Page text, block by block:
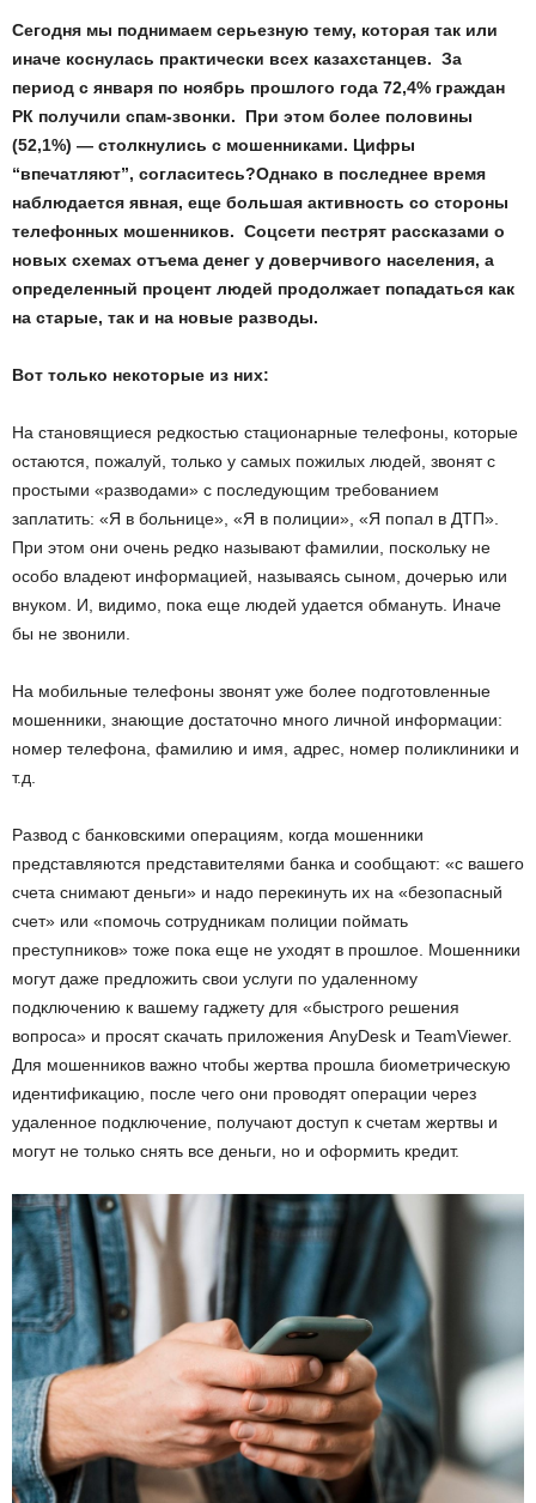
Сегодня мы поднимаем серьезную тему, которая так или
иначе коснулась практически всех казахстанцев. За
период с января по ноябрь прошлого года 72,4% граждан
РК получили спам-звонки. При этом более половины
(52,1%) — столкнулись с мошенниками. Цифры
“впечатляют”, согласитесь?Однако в последнее время
наблюдается явная, еще большая активность со стороны
телефонных мошенников. Соцсети пестрят рассказами о
новых схемах отъема денег у доверчивого населения, а
определенный процент людей продолжает попадаться как
на старые, так и на новые разводы.
Вот только некоторые из них:
На становящиеся редкостью стационарные телефоны, которые
остаются, пожалуй, только у самых пожилых людей, звонят с
простыми «разводами» с последующим требованием
заплатить: «Я в больнице», «Я в полиции», «Я попал в ДТП».
При этом они очень редко называют фамилии, поскольку не
особо владеют информацией, называясь сыном, дочерью или
внуком. И, видимо, пока еще людей удается обмануть. Иначе
бы не звонили.
На мобильные телефоны звонят уже более подготовленные
мошенники, знающие достаточно много личной информации:
номер телефона, фамилию и имя, адрес, номер поликлиники и
т.д.
Развод с банковскими операциям, когда мошенники
представляются представителями банка и сообщают: «с вашего
счета снимают деньги» и надо перекинуть их на «безопасный
счет» или «помочь сотрудникам полиции поймать
преступников» тоже пока еще не уходят в прошлое. Мошенники
могут даже предложить свои услуги по удаленному
подключению к вашему гаджету для «быстрого решения
вопроса» и просят скачать приложения AnyDesk и TeamViewer.
Для мошенников важно чтобы жертва прошла биометрическую
идентификацию, после чего они проводят операции через
удаленное подключение, получают доступ к счетам жертвы и
могут не только снять все деньги, но и оформить кредит.